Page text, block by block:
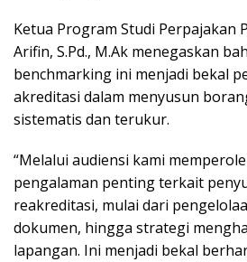
Ketua Program Studi Perpajakan
Arifin, S.Pd., M.Ak menegaskan
benchmarking ini menjadi bekal
akreditasi dalam menyusun
sistematis dan terukur.
“Melalui audiensi kami
pengalaman penting terkait
reakreditasi, mulai dari
dokumen, hingga strategi
lapangan. Ini menjadi bekal